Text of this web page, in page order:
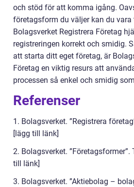
och stöd för att komma igång.
företagsform du väljer kan du vara
Bolagsverket Registrera Företag
registreringen korrekt och smidig.
att starta ditt eget företag, är
Företag en viktig resurs att
processen så enkel och smidig
Referenser
1. Bolagsverket. ”Registrera
[lägg till länk]
2. Bolagsverket.
till länk]
3. Bolagsverket. ”Aktiebolag –